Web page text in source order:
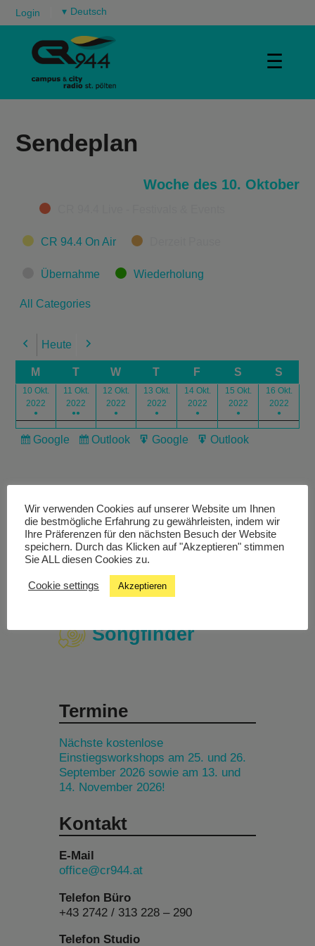
Login ▾
☰
Sendeplan
Woche des 10. Oktober
Categories
CR 94.4 On Air
Übernahme Wiederholung
All Categories
Previous
Heute Next
M T W T F S S
10 Okt.
2022
●
11 Okt.
2022
●●
12 Okt.
2022
●
13 Okt.
2022
●
14 Okt.
2022
●
15 Okt.
2022
●
16 Okt.
2022
●
Subscribe
Google
Subscribe
Outlook
Export
Google
Export
Outlook
Livestream
Studiochat
Songfinder
Termine
Nächste kostenlose
Einstiegsworkshops am 25. und 26.
September 2026 sowie am 13. und
14. November 2026!
Kontakt
E-Mail
office@cr944.at
Telefon Büro
+43 2742 / 313 228 – 290
Telefon Studio
Wir verwenden Cookies auf unserer Website um Ihnen
die bestmögliche Erfahrung zu gewährleisten, indem wir
Ihre Präferenzen für den nächsten Besuch der Website
speichern. Durch das Klicken auf "Akzeptieren" stimmen
Sie ALL diesen Cookies zu.
Cookie settings Akzeptieren